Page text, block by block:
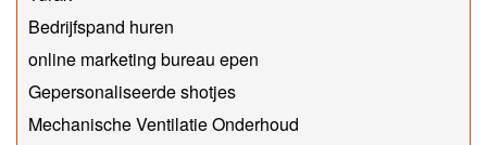
Bedrijfspand huren
online marketing bureau epen
Gepersonaliseerde shotjes
Mechanische Ventilatie Onderhoud